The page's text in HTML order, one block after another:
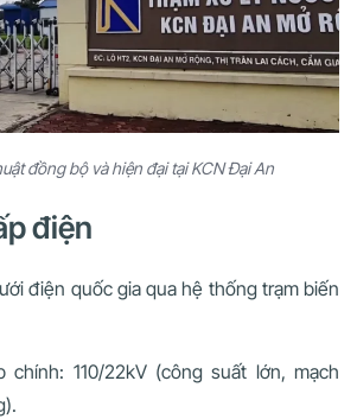
đồng bộ và hiện đại tại KCN Đại An
điện
điện quốc gia qua hệ thống trạm biến
chính: 110/22kV (công suất lớn, mạch